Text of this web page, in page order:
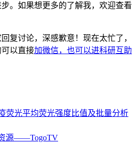
。如果想更多的了解我，欢迎查看
复讨论，深感歉意！现在太忙了，
以直接加微信，也可以进科研互助
荧光平均荧光强度比值及批量分析
源——TogoTV